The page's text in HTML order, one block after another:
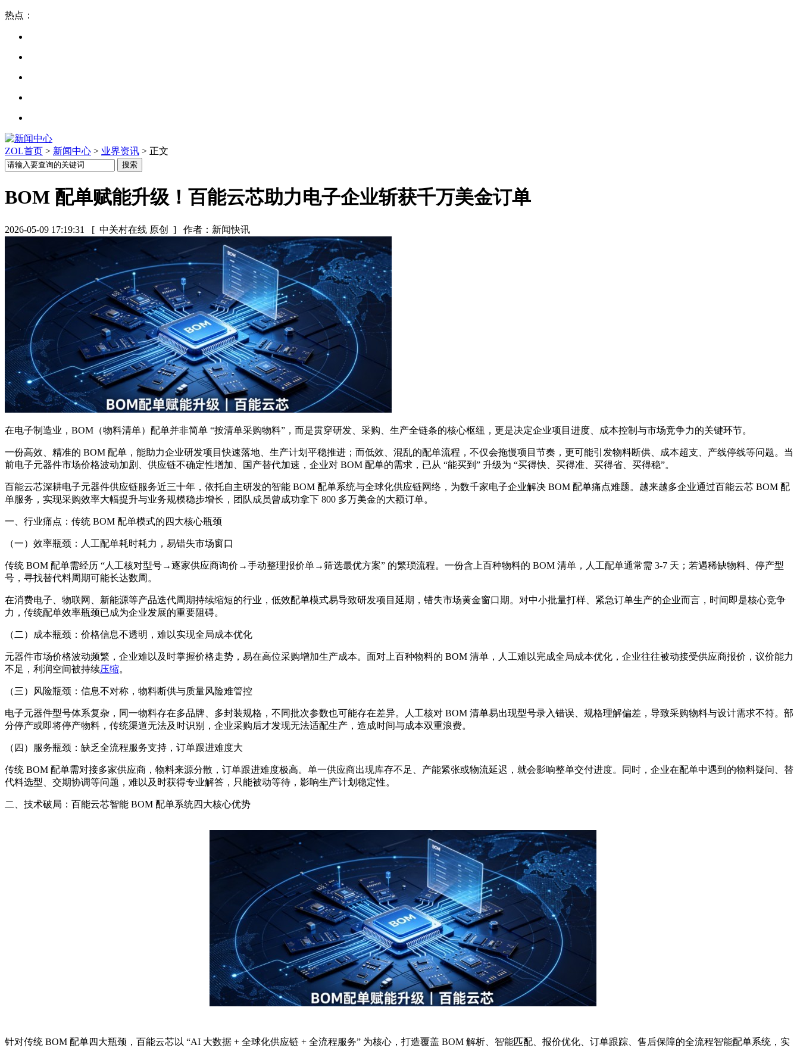
热点：
ZOL首页 > 新闻中心 > 业界资讯 > 正文
BOM 配单赋能升级！百能云芯助力电子企业斩获千万美金订单
2026-05-09 17:19:31 [ 中关村在线 原创 ] 作者：新闻快讯
在电子制造业，BOM（物料清单）配单并非简单 “按清单采购物料”，而是贯穿研发、采购、生产全链条的核心枢纽，更是决定企业项目进度、成本控制与市场竞争力的关键环节。
一份高效、精准的 BOM 配单，能助力企业研发项目快速落地、生产计划平稳推进；而低效、混乱的配单流程，不仅会拖慢项目节奏，更可能引发物料断供、成本超支、产线停线等问题。当
前电子元器件市场价格波动加剧、供应链不确定性增加、国产替代加速，企业对 BOM 配单的需求，已从 “能买到” 升级为 “买得快、买得准、买得省、买得稳”。
百能云芯深耕电子元器件供应链服务近三十年，依托自主研发的智能 BOM 配单系统与全球化供应链网络，为数千家电子企业解决 BOM 配单痛点难题。越来越多企业通过百能云芯 BOM 配
单服务，实现采购效率大幅提升与业务规模稳步增长，团队成员曾成功拿下 800 多万美金的大额订单。
一、行业痛点：传统 BOM 配单模式的四大核心瓶颈
（一）效率瓶颈：人工配单耗时耗力，易错失市场窗口
传统 BOM 配单需经历 “人工核对型号→逐家供应商询价→手动整理报价单→筛选最优方案” 的繁琐流程。一份含上百种物料的 BOM 清单，人工配单通常需 3-7 天；若遇稀缺物料、停产型
号，寻找替代料周期可能长达数周。
在消费电子、物联网、新能源等产品迭代周期持续缩短的行业，低效配单模式易导致研发项目延期，错失市场黄金窗口期。对中小批量打样、紧急订单生产的企业而言，时间即是核心竞争
力，传统配单效率瓶颈已成为企业发展的重要阻碍。
（二）成本瓶颈：价格信息不透明，难以实现全局成本优化
元器件市场价格波动频繁，企业难以及时掌握价格走势，易在高位采购增加生产成本。面对上百种物料的 BOM 清单，人工难以完成全局成本优化，企业往往被动接受供应商报价，议价能力
不足，利润空间被持续压缩。
（三）风险瓶颈：信息不对称，物料断供与质量风险难管控
电子元器件型号体系复杂，同一物料存在多品牌、多封装规格，不同批次参数也可能存在差异。人工核对 BOM 清单易出现型号录入错误、规格理解偏差，导致采购物料与设计需求不符。部
分停产或即将停产物料，传统渠道无法及时识别，企业采购后才发现无法适配生产，造成时间与成本双重浪费。
（四）服务瓶颈：缺乏全流程服务支持，订单跟进难度大
传统 BOM 配单需对接多家供应商，物料来源分散，订单跟进难度极高。单一供应商出现库存不足、产能紧张或物流延迟，就会影响整单交付进度。同时，企业在配单中遇到的物料疑问、替
代料选型、交期协调等问题，难以及时获得专业解答，只能被动等待，影响生产计划稳定性。
二、技术破局：百能云芯智能 BOM 配单系统四大核心优势
针对传统 BOM 配单四大瓶颈，百能云芯以 “AI 大数据 + 全球化供应链 + 全流程服务” 为核心，打造覆盖 BOM 解析、智能匹配、报价优化、订单跟踪、售后保障的全流程智能配单系统，实